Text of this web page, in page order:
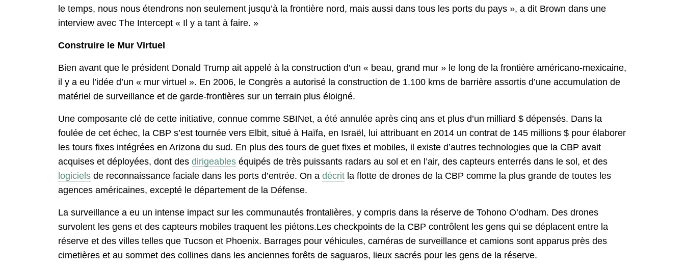
le temps, nous nous étendrons non seulement jusqu’à la frontière nord, mais aussi dans tous les ports du pays », a dit Brown dans une
interview avec The Intercept « Il y a tant à faire. »
Construire le Mur Virtuel
Bien avant que le président Donald Trump ait appelé à la construction d’un « beau, grand mur » le long de la frontière américano-mexicaine,
il y a eu l’idée d’un « mur virtuel ». En 2006, le Congrès a autorisé la construction de 1.100 kms de barrière assortis d’une accumulation de
matériel de surveillance et de garde-frontières sur un terrain plus éloigné.
Une composante clé de cette initiative, connue comme SBINet, a été annulée après cinq ans et plus d’un milliard $ dépensés. Dans la
foulée de cet échec, la CBP s’est tournée vers Elbit, situé à Haïfa, en Israël, lui attribuant en 2014 un contrat de 145 millions $ pour élaborer
les tours fixes intégrées en Arizona du sud. En plus des tours de guet fixes et mobiles, il existe d’autres technologies que la CBP avait
acquises et déployées, dont des dirigeables équipés de très puissants radars au sol et en l’air, des capteurs enterrés dans le sol, et des
logiciels de reconnaissance faciale dans les ports d’entrée. On a décrit la flotte de drones de la CBP comme la plus grande de toutes les
agences américaines, excepté le département de la Défense.
La surveillance a eu un intense impact sur les communautés frontalières, y compris dans la réserve de Tohono O’odham. Des drones
survolent les gens et des capteurs mobiles traquent les piétons.Les checkpoints de la CBP contrôlent les gens qui se déplacent entre la
réserve et des villes telles que Tucson et Phoenix. Barrages pour véhicules, caméras de surveillance et camions sont apparus près des
cimetières et au sommet des collines dans les anciennes forêts de saguaros, lieux sacrés pour les gens de la réserve.